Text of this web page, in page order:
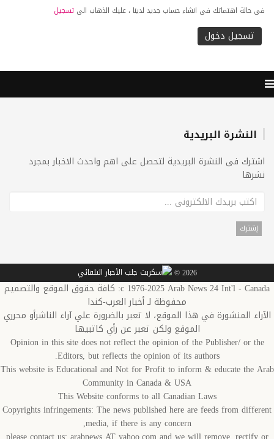
فى حالة اهتماتك فى انشاء حساب جديد لدينا ، عليك الذهاب الى تسجيل
النشرة البريدية
اشترك فى النشرة البريدية لتحصل على اهم واحدث الاخبار بمجرد
نشرها
2026 ©
c 1976-2025 Arab News 24 Int'l - Canada: كافة حقوق الموقع والتصميم
محفوظة لـ أخبار العرب-كندا
الآراء المنشورة في هذا الموقع، لا تعبر بالضرورة علي آراء الناشرأو محرري
الموقع ولكن تعبر عن رأي كاتبيها
Opinion in this site does not reflect the opinion of the Publisher/ or the
Editors, but reflects the opinion of its authors.
This website is Educational and Not for Profit to inform & educate the Arab
Community in Canada & USA
This Website conforms to all Canadian Laws
Copyrights infringements: The news published here are feeds from different
media, if there is any concern,